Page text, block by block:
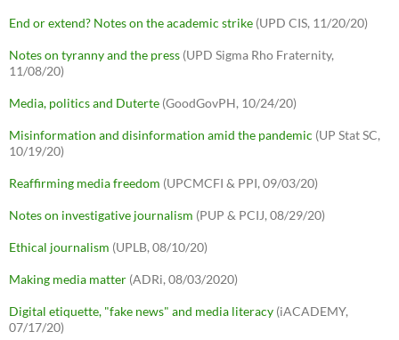
End or extend? Notes on the academic strike (UPD CIS, 11/20/20)
Notes on tyranny and the press (UPD Sigma Rho Fraternity,
11/08/20)
Media, politics and Duterte (GoodGovPH, 10/24/20)
Misinformation and disinformation amid the pandemic (UP Stat SC,
10/19/20)
Reaffirming media freedom (UPCMCFI & PPI, 09/03/20)
Notes on investigative journalism (PUP & PCIJ, 08/29/20)
Ethical journalism (UPLB, 08/10/20)
Making media matter (ADRi, 08/03/2020)
Digital etiquette, "fake news" and media literacy (iACADEMY,
07/17/20)